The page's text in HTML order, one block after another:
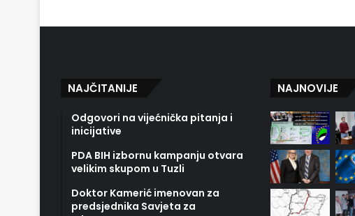
NAJČITANIJE
Odgovori na vijećnička pitanja i
inicijative
PDA BIH izbornu kampanju otvara
velikim skupom u Tuzli
Doktor Kamerić imenovan za
predsjednika Savjeta za
NAJNOVIJE